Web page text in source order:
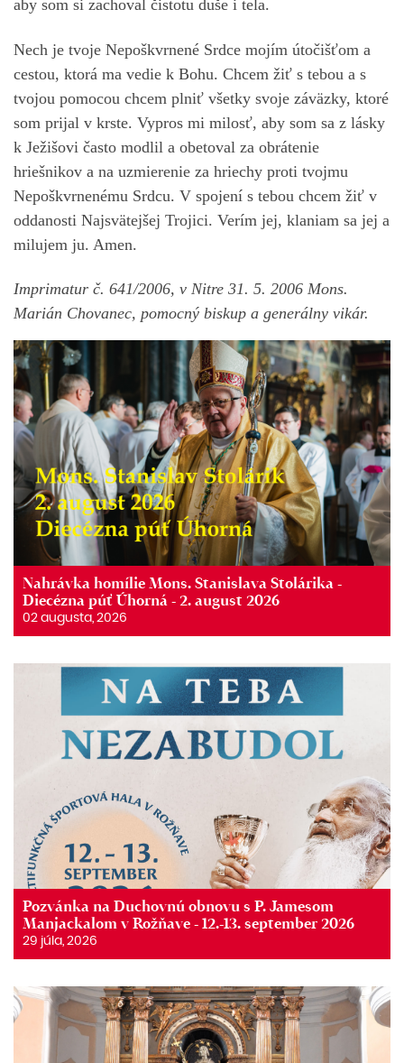
aby som si zachoval čistotu duše i tela.
Nech je tvoje Nepoškvrnené Srdce mojím útočišťom a
cestou, ktorá ma vedie k Bohu. Chcem žiť s tebou a s
tvojou pomocou chcem plniť všetky svoje záväzky, ktoré
som prijal v krste. Vypros mi milosť, aby som sa z lásky
k Ježišovi často modlil a obetoval za obrátenie
hriešnikov a na uzmierenie za hriechy proti tvojmu
Nepoškvrnenému Srdcu. V spojení s tebou chcem žiť v
oddanosti Najsvätejšej Trojici. Verím jej, klaniam sa jej a
milujem ju. Amen.
Imprimatur č. 641/2006, v Nitre 31. 5. 2006 Mons.
Marián Chovanec, pomocný biskup a generálny vikár.
Nahrávka homílie Mons. Stanislava Stolárika -
Diecézna púť Úhorná - 2. august 2026
02 augusta, 2026
Pozvánka na Duchovnú obnovu s P. Jamesom
Manjackalom v Rožňave - 12.-13. september 2026
29 júla, 2026